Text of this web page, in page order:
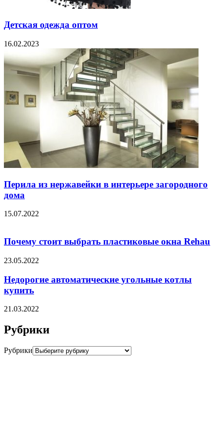
Детская одежда оптом
16.02.2023
Перила из нержавейки в интерьере загородного
дома
15.07.2022
Почему стоит выбрать пластиковые окна Rehau
23.05.2022
Недорогие автоматические угольные котлы
купить
21.03.2022
Рубрики
Рубрики